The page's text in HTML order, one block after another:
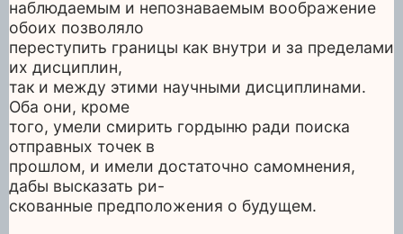
наблюдаемым и непознаваемым воображение
обоих позволяло
переступить границы как внутри и за пределами
их дисциплин,
так и между этими научными дисциплинами.
Оба они, кроме
того, умели смирить гордыню ради поиска
отправных точек в
прошлом, и имели достаточно самомнения,
дабы высказать ри-
скованные предположения о будущем.